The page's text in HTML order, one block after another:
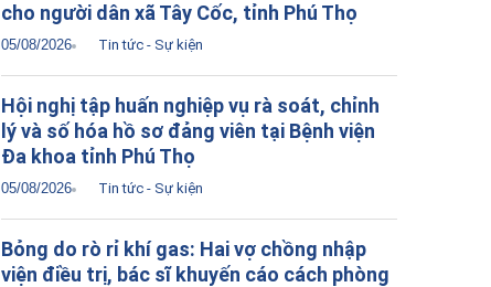
cho người dân xã Tây Cốc, tỉnh Phú Thọ
05/08/2026 Tin tức - Sự kiện
Hội nghị tập huấn nghiệp vụ rà soát, chỉnh
lý và số hóa hồ sơ đảng viên tại Bệnh viện
Đa khoa tỉnh Phú Thọ
05/08/2026 Tin tức - Sự kiện
Bỏng do rò rỉ khí gas: Hai vợ chồng nhập
viện điều trị, bác sĩ khuyến cáo cách phòng